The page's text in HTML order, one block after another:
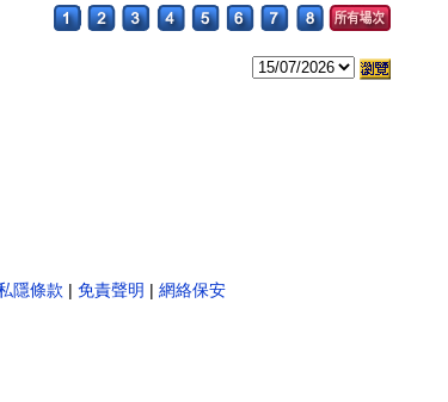
隱條款 | 免責聲明 | 網絡保安